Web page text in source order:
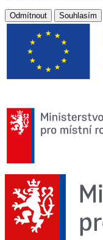
Odmítnout Souhlasím